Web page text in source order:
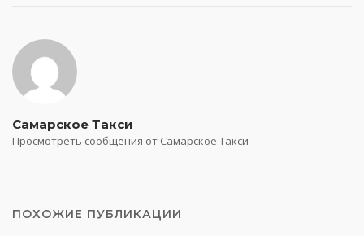
Самарское Такси
Просмотреть сообщения от Самарское Такси
ПОХОЖИЕ ПУБЛИКАЦИИ